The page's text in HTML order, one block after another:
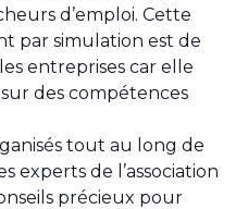
d’emploi. Cette
par simulation est de
entreprises car elle
des compétences
tout au long de
experts de l’association
précieux pour